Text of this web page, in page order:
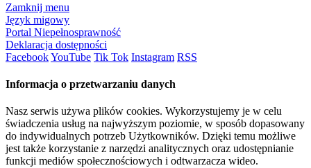
Zamknij menu
Język migowy
Portal Niepełnosprawność
Deklaracja dostępności
FacebookYouTube Tik Tok Instagram RSS
Informacja o przetwarzaniu danych
Nasz serwis używa plików cookies. Wykorzystujemy je w celu
świadczenia usług na najwyższym poziomie, w sposób dopasowany
do indywidualnych potrzeb Użytkowników. Dzięki temu możliwe
jest także korzystanie z narzędzi analitycznych oraz udostępnianie
funkcji mediów społecznościowych i odtwarzacza wideo.